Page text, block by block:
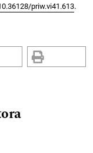
priw.vi41.613.